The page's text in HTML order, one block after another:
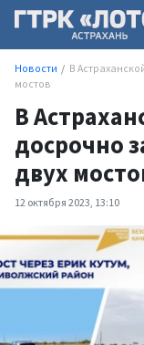
Новости
В
мостов
В
досрочно
двух
12 октября 2023, 13:10